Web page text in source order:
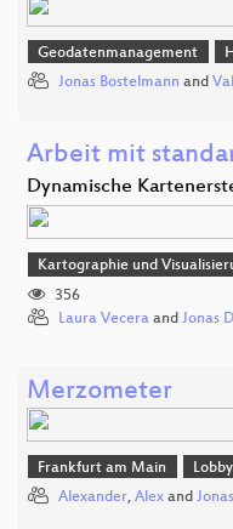
Geodatenmanagement
Jonas Bostelmann and
Arbeit mit
Dynamische
Kartographie und
356
Laura Vecera and Jonas
Merzometer
Frankfurt am Main Lobby
Alexander, Alex and Jonas